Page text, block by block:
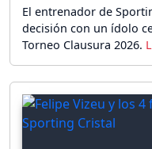
El entrenador de
decisión con un ídolo
Torneo Clausura 2026.